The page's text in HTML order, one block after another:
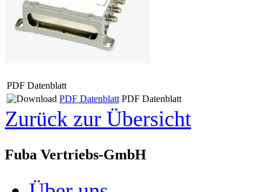
PDF Datenblatt
PDF Datenblatt PDF Datenblatt
Zurück zur Übersicht
Fuba Vertriebs-GmbH